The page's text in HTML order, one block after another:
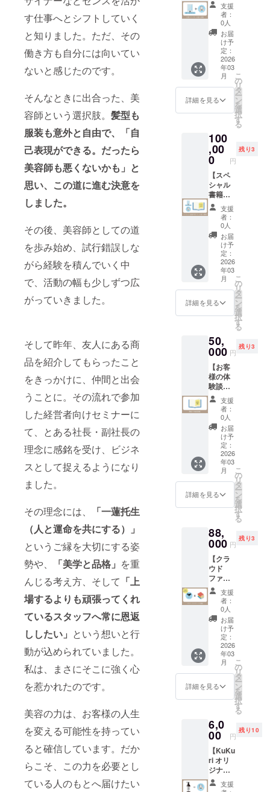
す仕事へとシフトしていく
と知りました。ただ、その
働き方も自分には向いてい
ないと感じたのです。
そんなときに出合った、美
容師という選択肢。 髪型も
服装も意外と自由で、「自
己表現ができる。だったら
美容師も悪くないかも」と
思い、この道に進む決意を
しました。
その後、美容師としての道
を歩み始め、試行錯誤しな
がら経験を積んでいく中
で、活動の幅も少しずつ広
がっていきました。
そして昨年、友人にある商
品を紹介してもらったこと
をきっかけに、仲間と出会
うことに。その流れで参加
した経営者向けセミナーに
て、とある社長・副社長の
理念に感銘を受け、ビジネ
スとして捉えるようになり
ました。
その理念には、
「一蓮托生
（人と運命を共にする）」
というご縁を大切にする姿
勢や、
「美学と品格」 を重
んじる考え方、そして 「上
場するよりも頑張ってくれ
ているスタッフへ常に恩返
ししたい」 という想いと行
動が込められていました。
私は、まさにそこに強く心
を惹かれたのです。
美容の力は、お客様の人生
を変える可能性を持ってい
ると確信しています。だか
らこそ、この力を必要とし
ている人のもとへ届けたい
が付い
ていま
す。」
(仮)を
10冊お
届けし
ます。
※送料込
みのお
値段で
す。 ※
りま
す。 ※
書籍は
2026年
1月出版
予定で
完成後
のお届
けとな
りま
す。 ※
こちら
の書籍
は自費
出版に
て販売
予定で
す。(90
を書籍
の巻末
でPRで
きま
す。 ※
購入時
の備考
欄に掲
載する
お名前
を必ず
（ニッ
クネー
ムも
可） ※
肩書き
やサー
ビス名
の掲載
をご希
望の方
は、企
業スポ
ンサー
として
ご支援
をお願
いいた
しま
は自費
出版に
て販売
予定で
す。(90
～150
ページ)
※書籍が
販売さ
れる限
り掲載
いたし
ます。
※出版後
に、掲
載内容
の変更
修正費
用とし
て別途
10,000
円+税を
頂戴し
ます。
（配信
済の読
者への
自動更
新はさ
れませ
ん）
書籍
「目覚
めよ、
美容
師！ビ
ジネス
荒野を
切り拓
く ハサ
ミの先
の革命
宣言
」(仮)に
企業名
や屋号
と、リ
ンクを
掲載さ
せてい
ただき
ます。
あなた
の企業
名を書
籍の巻
末でPR
できま
す。 10
社限定
です。
※掲載内
容は
にて打
合せさ
せてい
ただき
ます。
※ネット
ワーク
販売や
企業イ
メージ
が相違
する場
合等、
掲載を
お断り
させて
いただ
お断り
させて
いただ
いた場
合にお
いても
返金は
いたし
かねま
す。 ※
書籍は
自費出
版とな
りま
す。 ※
書籍は
2026年
1月出版
書籍が
販売さ
れる限
り掲載
させて
いただ
きま
支援
者：
0人
お届
け予
定：
2026
年03
月
詳細を見る
こ
の
リ
タ
ー
ン
を
選
択
す
る
100
,00
0 円
残り3
【スペ
シャル
書籍企
業スポ
ン
サー】
書籍
「目覚
めよ、
美容
師！ビ
ジネス
荒野を
切り拓
く ハサ
ミの先
宣言
（仮）
」(仮)に
企業名
や屋号
と、リ
ンクを
掲載さ
せてい
ただき
ます。
あなた
の企業
名を書
籍の挿
絵とし
て1ペー
す。 3
社限定
です。
※掲載内
容は
メール
にて打
合せさ
せてい
ただき
ます。
※ネット
ワーク
販売や
企業イ
メージ
が相違
お断り
させて
いただ
く場合
があり
ます。
お断り
支援
者：
0人
お届
け予
定：
2026
年03
月
詳細を見る
こ
の
リ
タ
ー
ン
を
選
択
す
る
50,
000 円
残り3
【お客
様の体
験談と
して書
籍原稿
に掲
載】 福
井マリ
の体験
談を、
書籍に
掲載い
たしま
す。 ご
自身の
PRとし
してい
ただけ
ます。
※1000
字程度
で、原
稿の掲
載で
す。
（電子
書籍で2
ページ
程度の
予定）
※原稿は
ご提供
くださ
ツカゼ
出版が
行いま
す） ※
体験談
のメッ
セージ
支援
者：
0人
お届
け予
定：
2026
年03
月
詳細を見る
こ
の
リ
タ
ー
ン
を
選
択
す
る
88,
000 円
残り3
【クラ
ウド
ファン
ディン
グ出版
参加
権】 ク
ラウド
ファン
ディン
グ＆書
籍のプ
ロ
デュー
スをし
ます。
ウド
ファン
ディン
グの目
標金
額・期
間・リ
支援
者：
0人
お届
け予
定：
2026
年03
月
詳細を見る
こ
の
リ
タ
ー
ン
を
選
択
す
る
6,0
00 円
残り10
【KuKu
ri オリ
ジナ
ル】
KuKuri
支援